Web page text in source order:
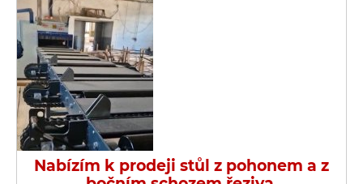
Nabízím k prodeji stůl z pohonem a z